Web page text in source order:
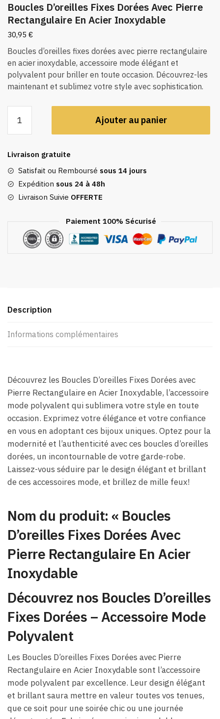
Boucles D’oreilles Fixes Dorées Avec Pierre
Rectangulaire En Acier Inoxydable
30,95 €
Boucles d’oreilles fixes dorées avec pierre rectangulaire
en acier inoxydable, accessoire mode élégant et
polyvalent pour briller en toute occasion. Découvrez-les
maintenant et sublimez votre style avec sophistication.
Boucles
Fixes
Dorées
Avec
Pierre
Inoxydable
Ajouter au panier
Livraison gratuite
Satisfait ou Remboursé sous 14 jours
Expédition sous 24 à 48h
Livraison Suivie OFFERTE
Paiement 100% Sécurisé
Description
Informations complémentaires
Découvrez les Boucles D’oreilles Fixes Dorées avec
Pierre Rectangulaire en Acier Inoxydable, l’accessoire
mode polyvalent qui sublimera votre style en toute
occasion. Exprimez votre élégance et votre confiance
en vous en adoptant ces bijoux uniques. Optez pour la
modernité et l’authenticité avec ces boucles d’oreilles
dorées, un incontournable de votre garde-robe.
Laissez-vous séduire par le design élégant et brillant
de ces accessoires mode, et brillez de mille feux!
Nom du produit: « Boucles
D’oreilles Fixes Dorées Avec
Pierre Rectangulaire En Acier
Inoxydable
Découvrez nos Boucles D’oreilles
Fixes Dorées – Accessoire Mode
Polyvalent
Les Boucles D’oreilles Fixes Dorées avec Pierre
Rectangulaire en Acier Inoxydable sont l’accessoire
mode polyvalent par excellence. Leur design élégant
et brillant saura mettre en valeur toutes vos tenues,
que ce soit pour une soirée chic ou une journée